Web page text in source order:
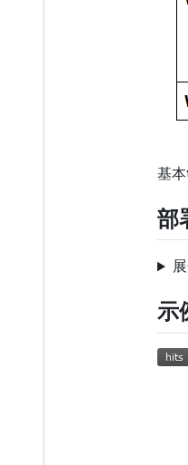
基
部
示